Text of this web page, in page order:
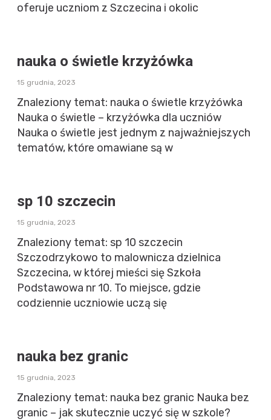
oferuje uczniom z Szczecina i okolic
nauka o świetle krzyżówka
15 grudnia, 2023
Znaleziony temat: nauka o świetle krzyżówka
Nauka o świetle – krzyżówka dla uczniów
Nauka o świetle jest jednym z najważniejszych
tematów, które omawiane są w
sp 10 szczecin
15 grudnia, 2023
Znaleziony temat: sp 10 szczecin
Szczodrzykowo to malownicza dzielnica
Szczecina, w której mieści się Szkoła
Podstawowa nr 10. To miejsce, gdzie
codziennie uczniowie uczą się
nauka bez granic
15 grudnia, 2023
Znaleziony temat: nauka bez granic Nauka bez
granic – jak skutecznie uczyć się w szkole?